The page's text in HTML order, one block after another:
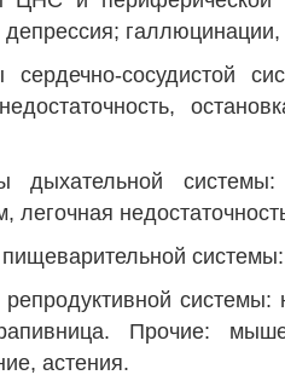
депрессия; галлюцинации,
сердечно-сосудистой
дыхательной
легочная
Прочие:
астения.